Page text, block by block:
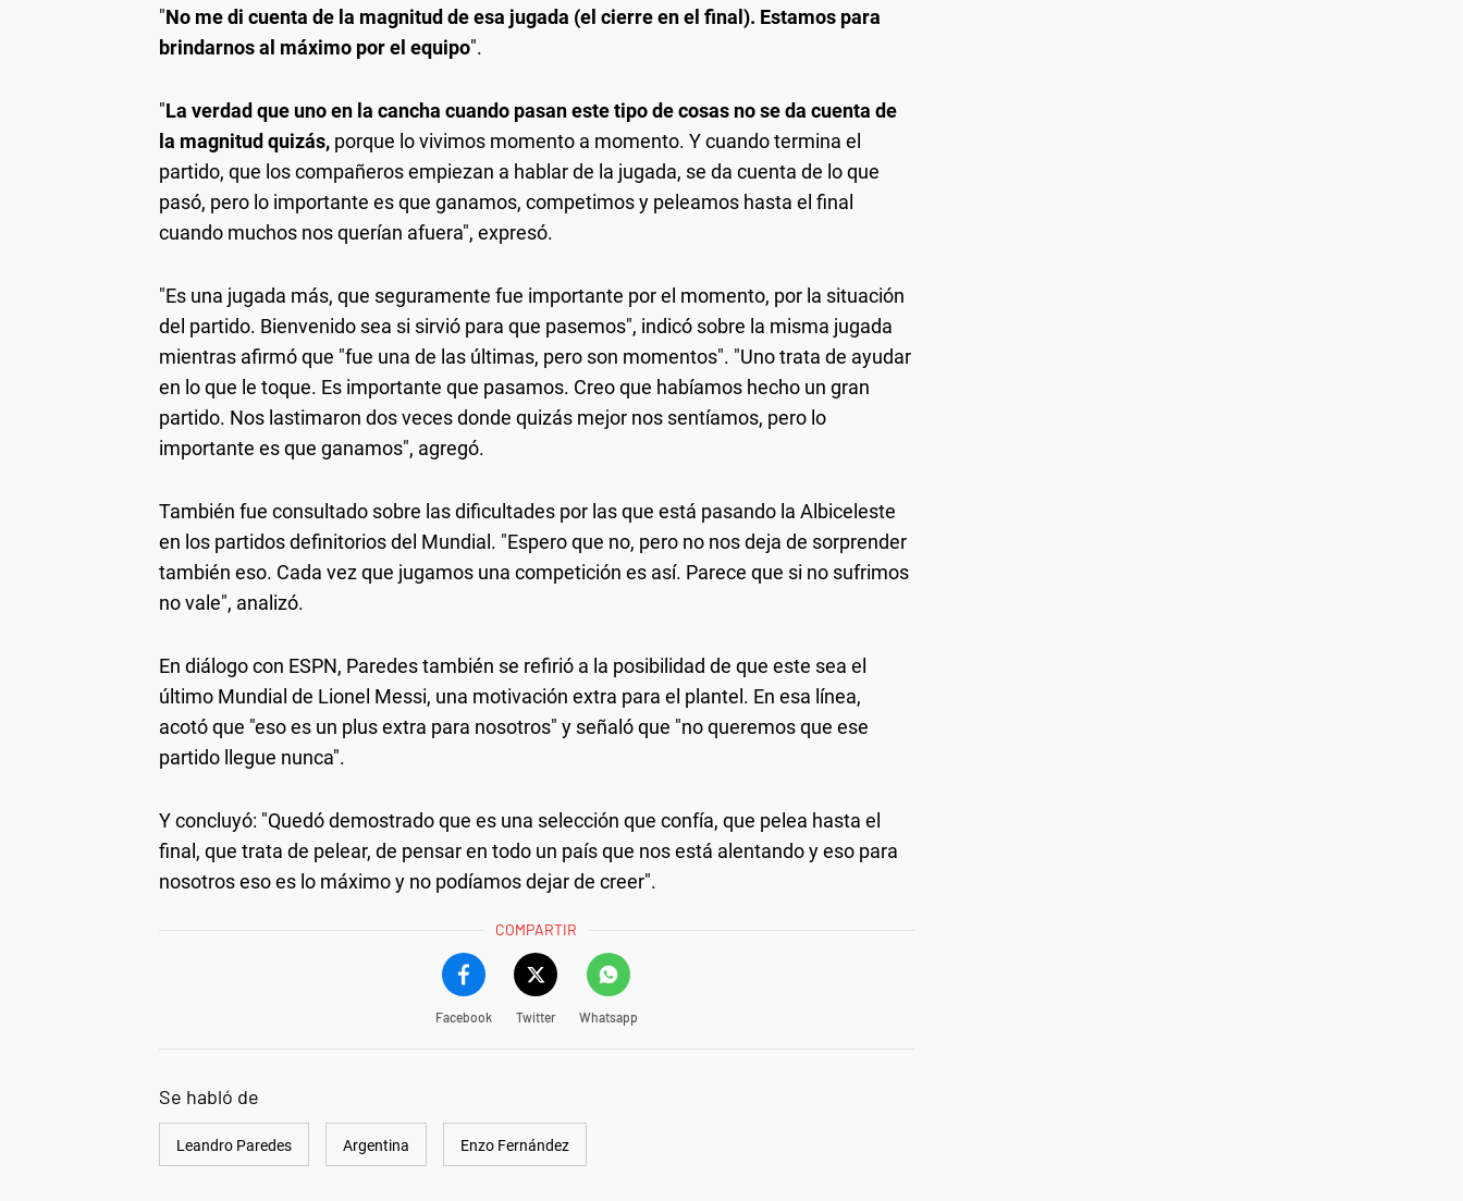
"No me di cuenta de la magnitud de esa jugada (el cierre en el final). Estamos para
brindarnos al máximo por el equipo".
"La verdad que uno en la cancha cuando pasan este tipo de cosas no se da cuenta de
la magnitud quizás, porque lo vivimos momento a momento. Y cuando termina el
partido, que los compañeros empiezan a hablar de la jugada, se da cuenta de lo que
pasó, pero lo importante es que ganamos, competimos y peleamos hasta el final
cuando muchos nos querían afuera", expresó.
"Es una jugada más, que seguramente fue importante por el momento, por la situación
del partido. Bienvenido sea si sirvió para que pasemos", indicó sobre la misma jugada
mientras afirmó que "fue una de las últimas, pero son momentos". "Uno trata de ayudar
en lo que le toque. Es importante que pasamos. Creo que habíamos hecho un gran
partido. Nos lastimaron dos veces donde quizás mejor nos sentíamos, pero lo
importante es que ganamos", agregó.
También fue consultado sobre las dificultades por las que está pasando la Albiceleste
en los partidos definitorios del Mundial. "Espero que no, pero no nos deja de sorprender
también eso. Cada vez que jugamos una competición es así. Parece que si no sufrimos
no vale", analizó.
En diálogo con ESPN, Paredes también se refirió a la posibilidad de que este sea el
último Mundial de Lionel Messi, una motivación extra para el plantel. En esa línea,
acotó que "eso es un plus extra para nosotros" y señaló que "no queremos que ese
partido llegue nunca".
Y concluyó: "Quedó demostrado que es una selección que confía, que pelea hasta el
final, que trata de pelear, de pensar en todo un país que nos está alentando y eso para
nosotros eso es lo máximo y no podíamos dejar de creer".
COMPARTIR
Facebook Twitter Whatsapp
Se habló de
Leandro Paredes Argentina Enzo Fernández